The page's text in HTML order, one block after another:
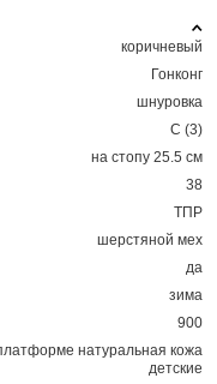
коричневый
Гонконг
шнуровка
С (3)
на стопу 25.5 см
38
ТПР
шерстяной мех
да
зима
900
натуральная кожа
детские